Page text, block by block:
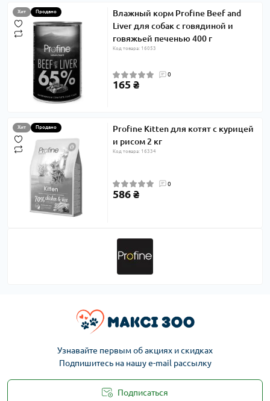
Хит Продано
Влажный корм Profine Beef and
Liver для собак с говядиной и
говяжьей печенью 400 г
Код товара: 16053
0
165 ₴
Хит Продано
Profine Kitten для котят с курицей
и рисом 2 кг
Код товара: 16334
0
586 ₴
Узнавайте первым об акциях и скидках
Подпишитесь на нашу e-mail рассылку
Подписаться